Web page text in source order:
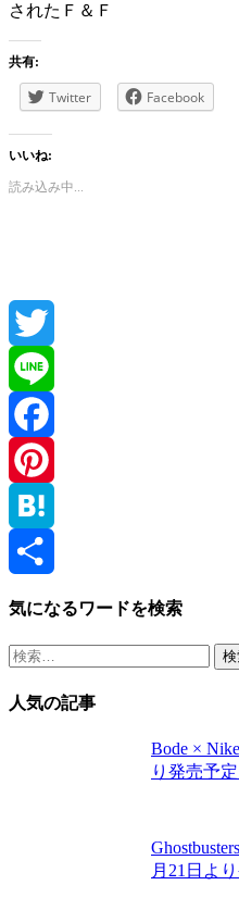
されたＦ＆Ｆ
共有:
Twitter Facebook
いいね:
読み込み中...
Twitter
Line
Facebook
Pinterest
Hatena
共
有
気になるワードを検索
検
人気の記事
Bode ×
り発売予定
月21日よ